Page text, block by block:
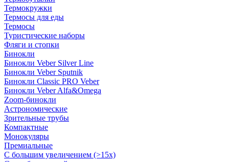
Термокружки
Термосы для еды
Термосы
Туристические наборы
Фляги и стопки
Бинокли
Бинокли Veber Silver Line
Бинокли Veber Sputnik
Бинокли Classic PRO Veber
Бинокли Veber Alfa&Omega
Zoom-бинокли
Астрономические
Зрительные трубы
Компактные
Монокуляры
Премиальные
С большим увеличением (>15x)